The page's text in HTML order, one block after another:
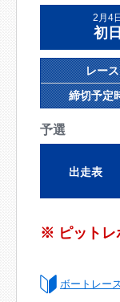
2月4日
初日
レース
締切予定
予選
出走表
※ ピットレ
ボートレー